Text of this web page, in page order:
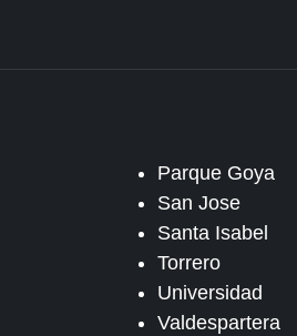
Parque Goya
San Jose
Santa Isabel
Torrero
Universidad
Valdespartera